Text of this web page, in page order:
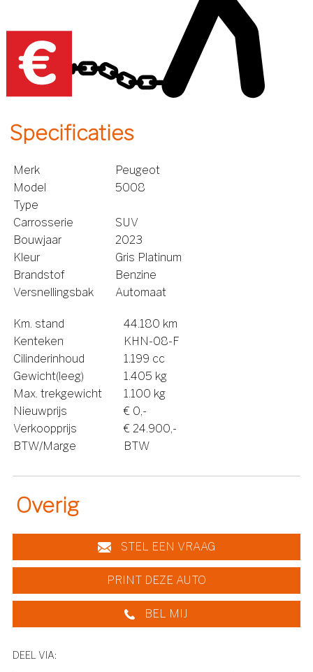
Specificaties
Merk
Peugeot
Model
5008
Type
Carrosserie
SUV
Bouwjaar
2023
Kleur
Gris Platinum
Brandstof
Benzine
Versnellingsbak
Automaat
Km. stand
44.180 km
Kenteken
KHN-08-F
Cilinderinhoud
1.199 cc
Gewicht(leeg)
1.405 kg
Max. trekgewicht
1.100 kg
Nieuwprijs
€ 0,-
Verkoopprijs
€ 24.900,-
BTW/Marge
BTW
Overig
STEL EEN VRAAG
PRINT DEZE AUTO
BEL MIJ
DEEL VIA: